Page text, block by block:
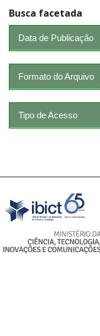
Busca facetada
Data de Publicação
Formato do Arquivo
Tipo de Acesso